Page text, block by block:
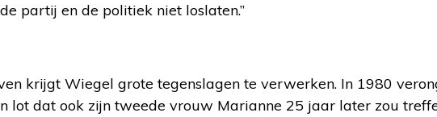
partij en de politiek niet loslaten.”
krijgt Wiegel grote tegenslagen te verwerken. In 1980
lot dat ook zijn tweede vrouw Marianne 25 jaar later zou